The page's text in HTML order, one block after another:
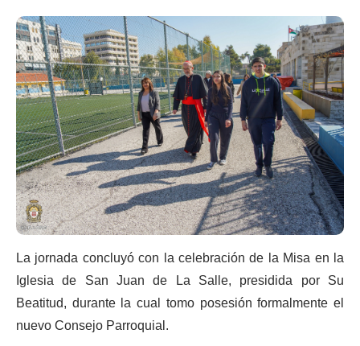
La jornada concluyó con la celebración de la Misa en la
Iglesia de San Juan de La Salle, presidida por Su
Beatitud, durante la cual tomo posesión formalmente el
nuevo Consejo Parroquial.